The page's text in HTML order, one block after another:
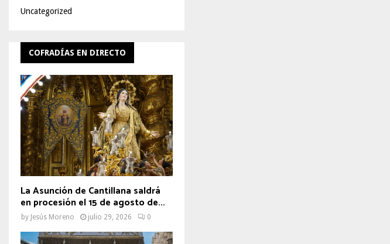
Uncategorized
COFRADÍAS EN DIRECTO
La Asunción de Cantillana saldrá
en procesión el 15 de agosto de...
by Jesús Moreno julio 29, 2026 0